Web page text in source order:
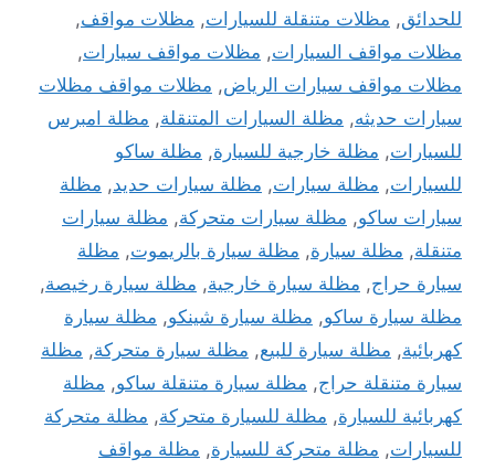
للحدائق, مظلات متنقلة للسيارات, مظلات مواقف,
مظلات مواقف السيارات, مظلات مواقف سيارات,
مظلات مواقف سيارات الرياض, مظلات مواقف مظلات
سيارات حديثه, مظلة السيارات المتنقلة, مظلة امبرس
للسيارات, مظلة خارجية للسيارة, مظلة ساكو
للسيارات, مظلة سيارات, مظلة سيارات حديد, مظلة
سيارات ساكو, مظلة سيارات متحركة, مظلة سيارات
متنقلة, مظلة سيارة, مظلة سيارة بالريموت, مظلة
سيارة حراج, مظلة سيارة خارجية, مظلة سيارة رخيصة,
مظلة سيارة ساكو, مظلة سيارة شينكو, مظلة سيارة
كهربائية, مظلة سيارة للبيع, مظلة سيارة متحركة, مظلة
سيارة متنقلة حراج, مظلة سيارة متنقلة ساكو, مظلة
كهربائية للسيارة, مظلة للسيارة متحركة, مظلة متحركة
للسيارات, مظلة متحركة للسيارة, مظلة مواقف